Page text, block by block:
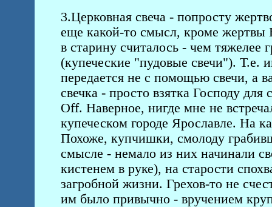
3.Церковная свеча - попросту
еще какой-то смысл, кроме жертвы
в старину считалось - чем тяжелее
(купеческие "пудовые свечи"). Т.е.
передается не с помощью свечи,
свечка - просто взятка Господу
Off. Наверное, нигде мне не
купеческом городе Ярославле. На
Похоже, купчишки, смолоду
смысле - немало из них начинали
кистенем в руке), на старости
загробной жизни. Грехов-то не
им было привычно - вручением